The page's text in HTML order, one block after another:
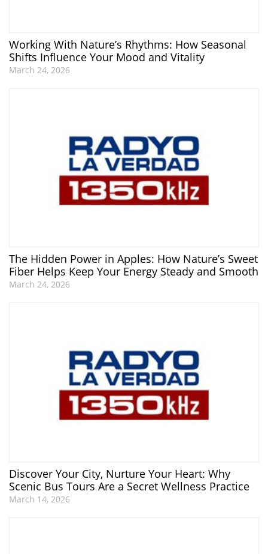
Working With Nature’s Rhythms: How Seasonal
Shifts Influence Your Mood and Vitality
March 24, 2026
The Hidden Power in Apples: How Nature’s Sweet
Fiber Helps Keep Your Energy Steady and Smooth
March 24, 2026
Discover Your City, Nurture Your Heart: Why
Scenic Bus Tours Are a Secret Wellness Practice
March 14, 2026